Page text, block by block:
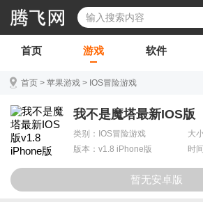
首页 游戏 软件
首页 > 苹果游戏 > IOS冒险游戏
我不是魔塔最新IOS版
类别：IOS冒险游戏
大
版本：v1.8 iPhone版
时
暂无安卓版